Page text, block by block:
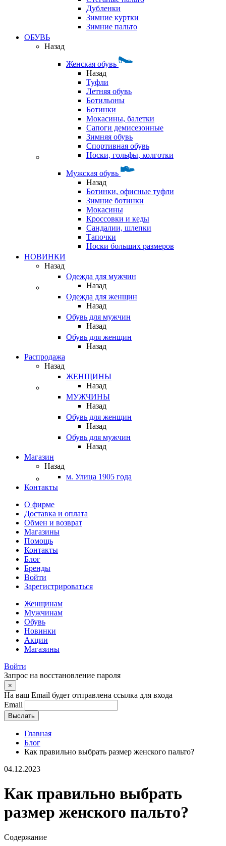
Дубленки
Зимние куртки
Зимние пальто
ОБУВЬ
Назад
Женская обувь
Назад
Туфли
Летняя обувь
Ботильоны
Ботинки
Мокасины, балетки
Сапоги демисезонные
Зимняя обувь
Спортивная обувь
Носки, гольфы, колготки
Мужская обувь
Назад
Ботинки, офисные туфли
Зимние ботинки
Мокасины
Кроссовки и кеды
Сандалии, шлепки
Тапочки
Носки больших размеров
НОВИНКИ
Назад
Одежда для мужчин
Назад
Одежда для женщин
Назад
Обувь для мужчин
Назад
Обувь для женщин
Назад
Распродажа
Назад
ЖЕНЩИНЫ
Назад
МУЖЧИНЫ
Назад
Обувь для женщин
Назад
Обувь для мужчин
Назад
Магазин
Назад
м. Улица 1905 года
Контакты
О фирме
Доставка и оплата
Обмен и возврат
Магазины
Помощь
Контакты
Блог
Бренды
Войти
Зарегистрироваться
Женщинам
Мужчинам
Обувь
Новинки
Акции
Магазины
Войти
Запрос на восстановление пароля
×
На ваш Email будет отправлена ссылка для входа
Email
Выслать
Главная
Блог
Как правильно выбрать размер женского пальто?
04.12.2023
Как правильно выбрать
размер женского пальто?
Содержание